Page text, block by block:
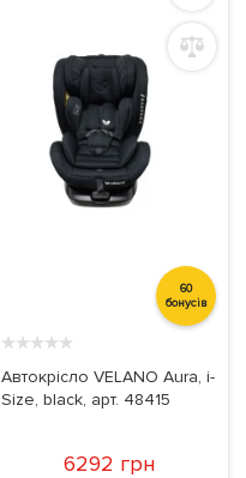
60
бонусів
★★★★★
Автокрісло VELANO Aura, i-
Size, black, арт. 48415
6292 грн